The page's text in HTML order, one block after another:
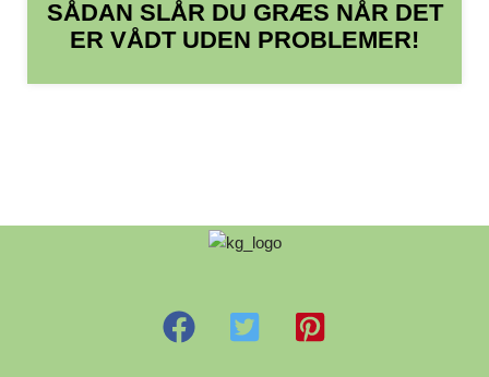
SÅDAN SLÅR DU GRÆS NÅR DET
ER VÅDT UDEN PROBLEMER!